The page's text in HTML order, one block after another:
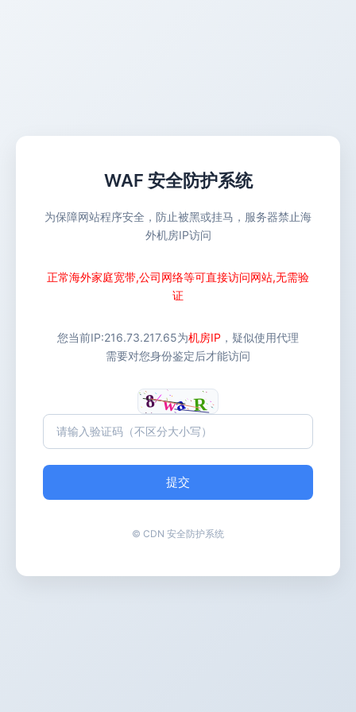
WAF 安全防护系统
为保障网站程序安全，防止被黑或挂马，服务器禁止海
外机房IP访问
正常海外家庭宽带,公司网络等可直接访问网站,无需验
证
您当前IP:216.73.217.65为机房IP ，疑似使用代理
需要对您身份鉴定后才能访问
提交
© CDN 安全防护系统